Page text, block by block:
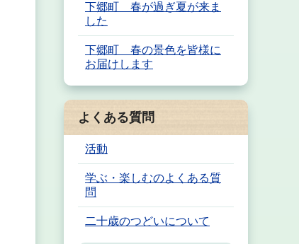
下郷町 春が過ぎ夏が来ま
した
下郷町 春の景色を皆様に
お届けします
よくある質問
活動
学ぶ・楽しむのよくある質
問
二十歳のつどいについて